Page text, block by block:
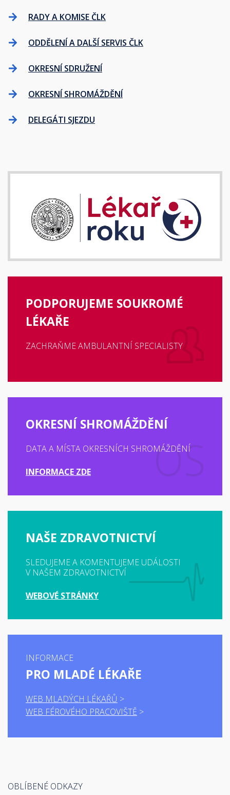
RADY A KOMISE ČLK
ODDĚLENÍ A DALŠÍ SERVIS ČLK
OKRESNÍ SDRUŽENÍ
OKRESNÍ SHROMÁŽDĚNÍ
DELEGÁTI SJEZDU
PODPORUJEME SOUKROMÉ
LÉKAŘE
ZACHRAŇME AMBULANTNÍ SPECIALISTY
OKRESNÍ SHROMÁŽDĚNÍ
DATA A MÍSTA OKRESNÍCH SHROMÁŽDĚNÍ
INFORMACE ZDE
NAŠE ZDRAVOTNICTVÍ
SLEDUJEME A KOMENTUJEME UDÁLOSTI
V NAŠEM ZDRAVOTNICTVÍ
WEBOVÉ STRÁNKY
INFORMACE
PRO MLADÉ LÉKAŘE
WEB MLADÝCH LÉKAŘŮ
WEB FÉROVÉHO PRACOVIŠTĚ
OBLÍBENÉ ODKAZY